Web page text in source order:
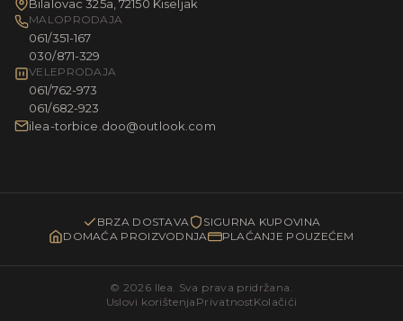
Bilalovac 325a, 72150 Kiseljak
MALOPRODAJA
061/351-167
030/871-329
VELEPRODAJA
061/762-973
061/682-923
ilea-torbice.doo@outlook.com
BRZA DOSTAVA
SIGURNA KUPOVINA
DOMAĆA PROIZVODNJA
PLAĆANJE POUZEĆEM
© 2026 Ilea. Sva prava pridržana.
Uslovi korištenja PrivatnostKolačići